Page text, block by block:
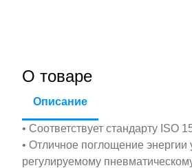
О товаре
Описание
• Соответствует стандарту ISO
• Отличное поглощение энергии
регулируемому